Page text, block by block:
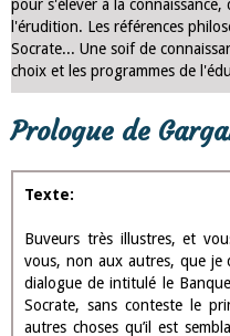
Exercices bac français
savoir" Littérature d'idées
connaissances
Exercices bac français
les exercices corrigés pour la
Gargantua entre
Dans l'étude du prologue,
pour s'élever à la
l'érudition. Les références
Socrate... Une soif de